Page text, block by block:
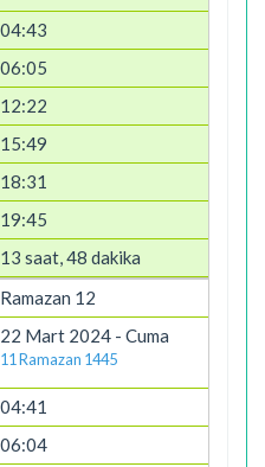
04:43
06:05
12:22
15:49
18:31
19:45
13 saat, 48 dakika
Ramazan 12
22 Mart 2024 - Cuma
11 Ramazan 1445
04:41
06:04